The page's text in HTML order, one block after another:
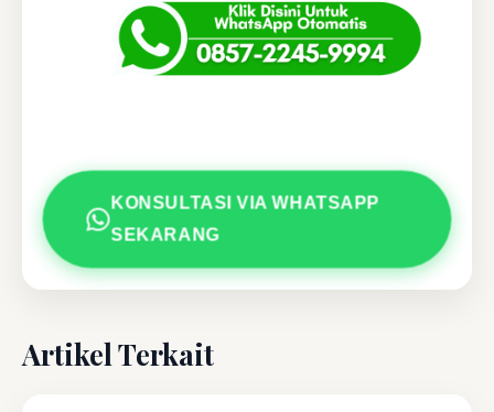
KONSULTASI VIA WHATSAPP
SEKARANG
Artikel Terkait